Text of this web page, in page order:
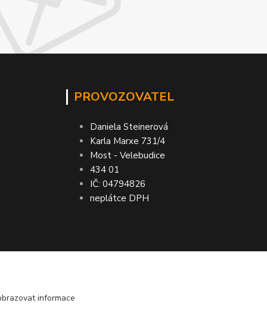
PROVOZOVATEL
Daniela Steinerová
Karla Marxe 731/4
Most - Velebudice
434 01
IČ: 04794826
neplátce DPH
informace